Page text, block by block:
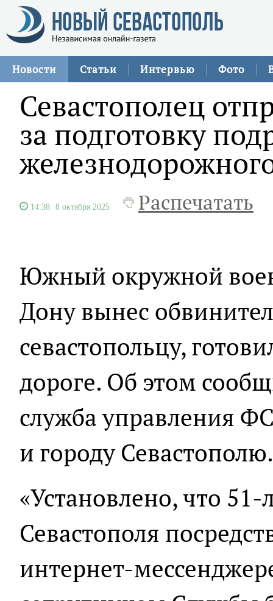
Новости Статьи Интервью Фото
Севастополец
за подготовку
14:38 8 октября 2025 Распечатать
Южный окружной
Дону вынес
севастопольцу,
дороге. Об этом
служба управления
и городу Севастополю.
«Установлено, что
Севастополя
интернет-